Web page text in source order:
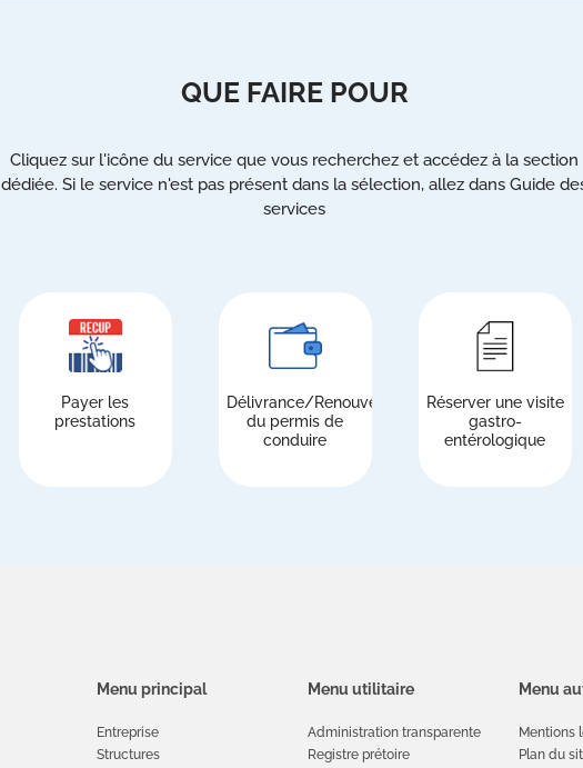
QUE FAIRE POUR
Cliquez sur l'icône du service que vous recherchez et accédez à la section
dédiée. Si le service n'est pas présent dans la sélection, allez dans Guide
services
Payer les
prestations
Délivrance/Renouvellement
du permis de
conduire
Réserver une visite
gastro-
entérologique
Menu principal
Entreprise
Structures
Menu utilitaire
Administration transparente
Registre prétoire
Menu
Mentions
Plan du